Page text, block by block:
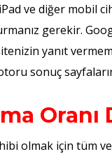
ve diğer mobil
gerekir.
yanıt
sonuç
olmak için tüm